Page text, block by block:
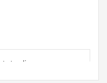
di mano un gran